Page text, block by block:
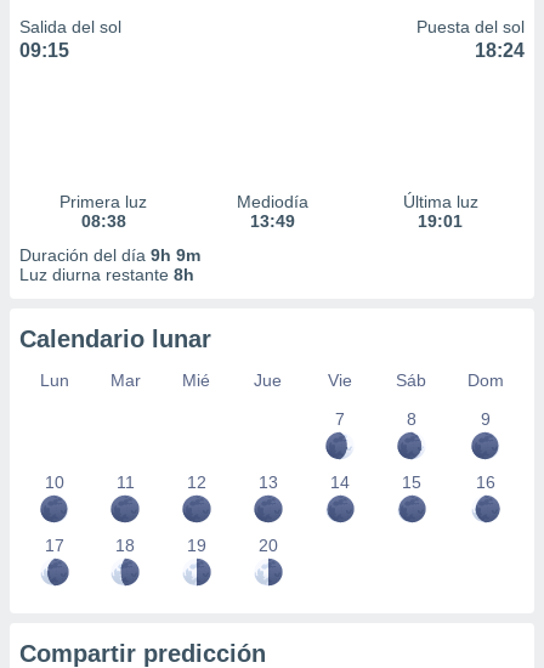
Salida del sol
09:15
Puesta del sol
18:24
Primera luz
08:38
Mediodía
13:49
Última luz
19:01
Duración del día 9h 9m
Luz diurna restante 8h
Calendario lunar
Lun Mar Mié Jue Vie Sáb
Dom
7
8 9
10 11 12 13 14 15 16
17 18 19 20
Compartir predicción